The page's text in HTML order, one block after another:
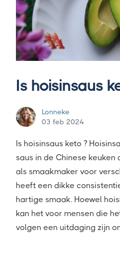
Is hoisinsaus
Lonneke
03 feb 2024
Is hoisinsaus keto ?
saus in de Chinese
als smaakmaker voor
heeft een dikke
hartige smaak. Hoewel
kan het voor mensen die
volgen een uitdaging zijn